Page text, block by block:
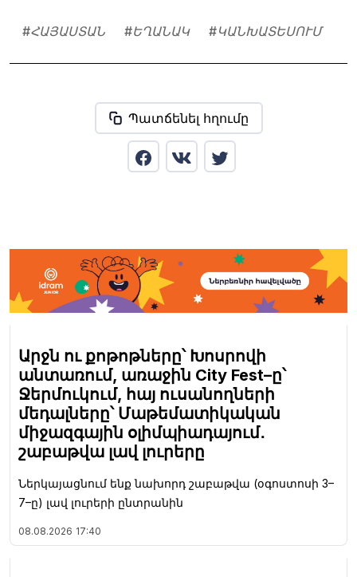
#ՀԱՅԱՍՏԱՆ #ԵՂԱՆԱԿ #ԿԱՆԽԱՏԵՍՈՒՄ
Պատճենել հղումը
Արջն ու քոթոթները՝ Խոսրովի
անտառում, առաջին City Fest–ը՝
Ջերմուկում, հայ ուսանողների
մեդալները՝ Մաթեմատիկական
միջազգային օլիմպիադայում․
շաբաթվա լավ լուրերը
Ներկայացնում ենք նախորդ շաբաթվա (օգոստոսի 3–
7–ը) լավ լուրերի ընտրանին
08.08.2026 17:40